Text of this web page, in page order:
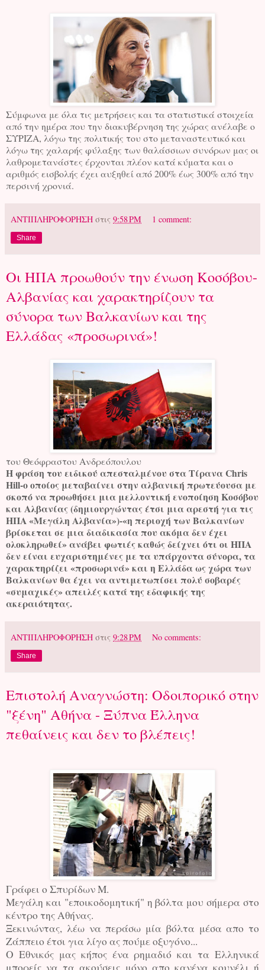
Σύμφωνα με όλα τις μετρήσεις και τα στατιστικά στοιχεία
από την ημέρα που την διακυβέρνηση της χώρας ανέλαβε ο
ΣΥΡΙΖΑ, λόγω της πολιτικής του στο μεταναστευτικό και
λόγω της χαλαρής φύλαξης των θαλάσσιων συνόρων μας οι
λαθρομετανάστες έρχονται πλέον κατά κύματα και ο
αριθμός εισβολής έχει αυξηθεί από 200% έως 300% από την
περσινή χρονιά.
ΑΝΤΙΠΛΗΡΟΦΟΡΗΣΗ στις 9:58 PM 1 comment:
Share
Οι ΗΠΑ προωθούν την ένωση Κοσόβου-
Αλβανίας και χαρακτηρίζουν τα
σύνορα των Βαλκανίων και της
Ελλάδας «προσωρινά»!
του Θεόφραστου Ανδρεόπουλου
Η φράση του ειδικού απεσταλμένου στα Τίρανα Chris
Hill-ο οποίος μεταβαίνει στην αλβανική πρωτεύουσα με
σκοπό να προωθήσει μια μελλοντική ενοποίηση Κοσόβου
και Αλβανίας (δημιουργώντας έτσι μια αρεστή για τις
ΗΠΑ «Μεγάλη Αλβανία»)-«η περιοχή των Βαλκανίων
βρίσκεται σε μια διαδικασία που ακόμα δεν έχει
ολοκληρωθεί» ανάβει φωτιές καθώς δείχνει ότι οι ΗΠΑ
δεν είναι ευχαριστημένες με τα υπάρχοντα σύνορα, τα
χαρακτηρίζει «προσωρινά» και η Ελλάδα ως χώρα των
Βαλκανίων θα έχει να αντιμετωπίσει πολύ σοβαρές
«συμαχικές» απειλές κατά της εδαφικής της
ακεραιότητας.
ΑΝΤΙΠΛΗΡΟΦΟΡΗΣΗ στις 9:28 PM No comments:
Share
Επιστολή Αναγνώστη: Οδοιπορικό στην
"ξένη" Αθήνα - Ξύπνα Έλληνα
πεθαίνεις και δεν το βλέπεις!
Γράφει ο Σπυρίδων Μ.
Μεγάλη και "εποικοδομητική" η βόλτα μου σήμερα στο
κέντρο της Αθήνας.
Ξεκινώντας, λέω να περάσω μία βόλτα μέσα απο το
Ζάππειο έτσι για λίγο ας πούμε οξυγόνο...
Ο Εθνικός μας κήπος ένα ρημαδιό και τα Ελληνικά
μπορείς να τα ακούσεις μόνο απο κανένα κουνέλι ή